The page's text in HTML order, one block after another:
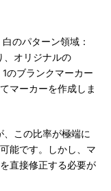
のパターン領域：
、オリジナルの
のブランクマーカー
マーカーを作成しま
この比率が極端に
能です。しかし、マ
直接修正する必要が